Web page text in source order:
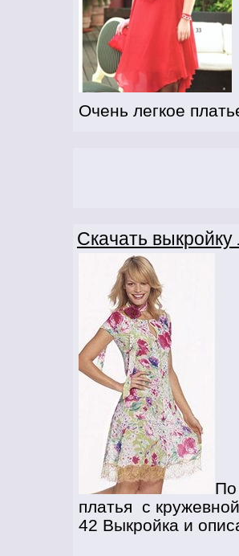
Очень легкое
Скачать выкройку
По
платья с
42 Выкройка и